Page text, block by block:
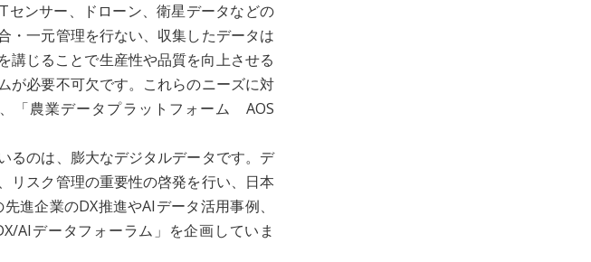
ンサー、ドローン、衛星データなどの
・一元管理を行ない、収集したデータは
講じることで生産性や品質を向上させる
が必要不可欠です。これらのニーズに対
「農業データプラットフォーム AOS
るのは、膨大なデジタルデータです。デ
リスク管理の重要性の啓発を行い、日本
進企業のDX推進やAIデータ活用事例、
AIデータフォーラム」を企画していま